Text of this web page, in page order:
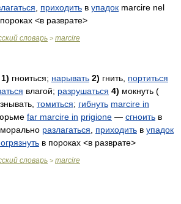
приходить в упадок marcire nel
<в разврате>
словарь > marcire
1) гноиться; нарывать 2) гнить, портиться
влагой; разрушаться 4) мокнуть (
томиться; гибнуть marcire in
far marcire in prigione — сгноить в
морально разлагаться приходить в упадок
в пороках <в разврате>
словарь > marcire